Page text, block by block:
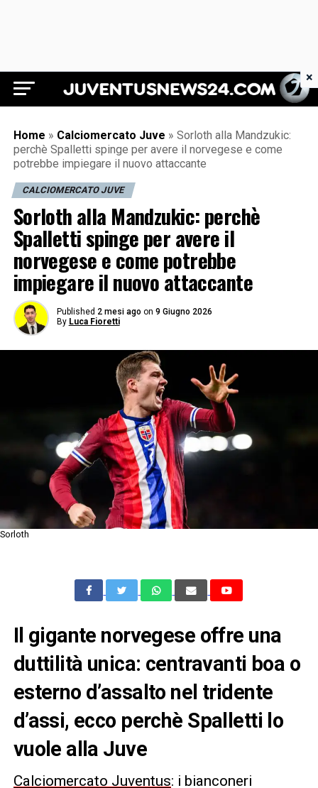
Juventus News 24
Home » Calciomercato Juve » Sorloth alla Mandzukic:
perchè Spalletti spinge per avere il norvegese e come
potrebbe impiegare il nuovo attaccante
CALCIOMERCATO JUVE
Sorloth alla Mandzukic: perchè
Spalletti spinge per avere il
norvegese e come potrebbe
impiegare il nuovo attaccante
Published 2 mesi ago on 9 Giugno 2026
By Luca Fioretti
Sorloth
Il gigante norvegese offre una
duttilità unica: centravanti boa o
esterno d’assalto nel tridente
d’assi, ecco perchè Spalletti lo
vuole alla Juve
Calciomercato Juventus: i bianconeri
×